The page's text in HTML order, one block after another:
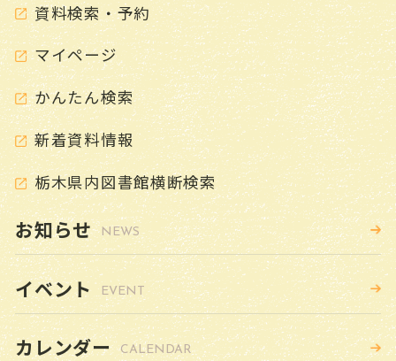
こどものページ CHILD
YAのページ（ヤングアダルト） YOUNG ADULT
よくある質問 FAQ
ピックアップ PICK UP
デジタルアーカイブ
ボランティア紹介
雑誌スポンサー制度
図書館の計画
資料検索・予約
マイページ
かんたん検索
新着資料情報
栃木県内図書館横断検索
お知らせ NEWS
イベント EVENT
カレンダー CALENDAR